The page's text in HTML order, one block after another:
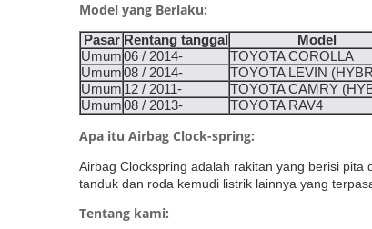
Model yang Berlaku:
Pasar Rentang tanggal Model
Umum06 / 2014- TOYOTA COROLLA
Umum08 / 2014- TOYOTA LEVIN
Umum 12 / 2011- TOYOTA CAMRY
Umum08 / 2013- TOYOTA RAV4
Apa itu Airbag Clock-spring:
Airbag Clockspring adalah rakitan yang berisi
tanduk dan roda kemudi listrik lainnya yang
Tentang kami: